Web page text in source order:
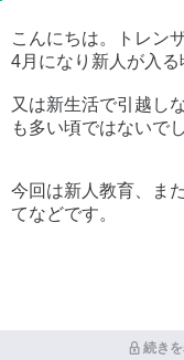
こんにちは。トレン
4月になり新人が入る
又は新生活で引越し
も多い頃ではないで
今回は新人教育、ま
てなどです。
続き